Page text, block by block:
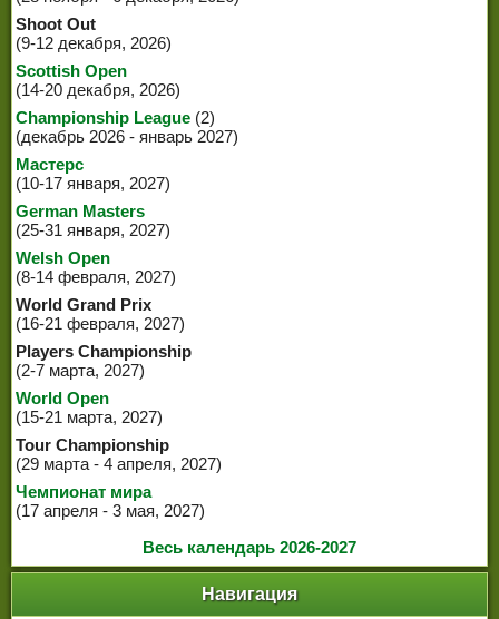
Shoot Out
(9-12 декабря, 2026)
Scottish Open
(14-20 декабря, 2026)
Championship League (2)
(декабрь 2026 - январь 2027)
Мастерс
(10-17 января, 2027)
German Masters
(25-31 января, 2027)
Welsh Open
(8-14 февраля, 2027)
World Grand Prix
(16-21 февраля, 2027)
Players Championship
(2-7 марта, 2027)
World Open
(15-21 марта, 2027)
Tour Championship
(29 марта - 4 апреля, 2027)
Чемпионат мира
(17 апреля - 3 мая, 2027)
Весь календарь 2026-2027
Навигация